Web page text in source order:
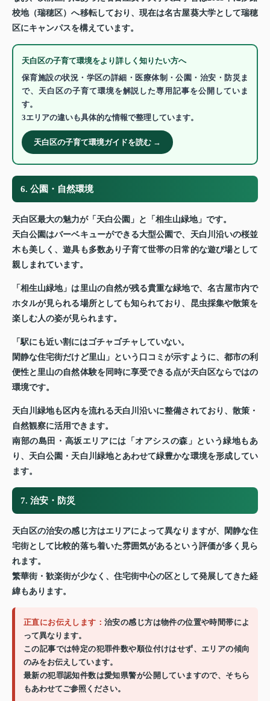
校地（瑞穂区）へ移転しており、現在は名古屋葵大学として瑞穂
区にキャンパスを構えています。
天白区の子育て環境をより詳しく知りたい方へ
保育施設の状況・学区の詳細・医療体制・公園・治安・防災ま
で、天白区の子育て環境を解説した専用記事を公開していま
す。
3エリアの違いも具体的な情報で整理しています。
天白区の子育て環境ガイドを読む →
6. 公園・自然環境
天白区最大の魅力が「天白公園」と「相生山緑地」です。
天白公園はバーベキューができる大型公園で、天白川沿いの桜並
木も美しく、遊具も多数あり子育て世帯の日常的な遊び場として
親しまれています。
「相生山緑地」は里山の自然が残る貴重な緑地で、名古屋市内で
ホタルが見られる場所としても知られており、昆虫採集や散策を
楽しむ人の姿が見られます。
「駅にも近い割にはゴチャゴチャしていない。
閑静な住宅街だけど里山」という口コミが示すように、都市の利
便性と里山の自然体験を同時に享受できる点が天白区ならではの
環境です。
天白川緑地も区内を流れる天白川沿いに整備されており、散策・
自然観察に活用できます。
南部の島田・高坂エリアには「オアシスの森」という緑地もあ
り、天白公園・天白川緑地とあわせて緑豊かな環境を形成してい
ます。
7. 治安・防災
天白区の治安の感じ方はエリアによって異なりますが、閑静な住
宅街として比較的落ち着いた雰囲気があるという評価が多く見ら
れます。
繁華街・歓楽街が少なく、住宅街中心の区として発展してきた経
緯もあります。
正直にお伝えします：治安の感じ方は物件の位置や時間帯によ
って異なります。
この記事では特定の犯罪件数や順位付けはせず、エリアの傾向
のみをお伝えしています。
最新の犯罪認知件数は愛知県警が公開していますので、そちら
もあわせてご参照ください。